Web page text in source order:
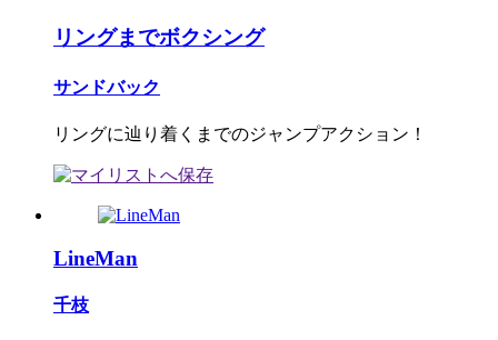
リングまでボクシング
サンドバック
リングに辿り着くまでのジャンプアクション！
LineMan
千枝